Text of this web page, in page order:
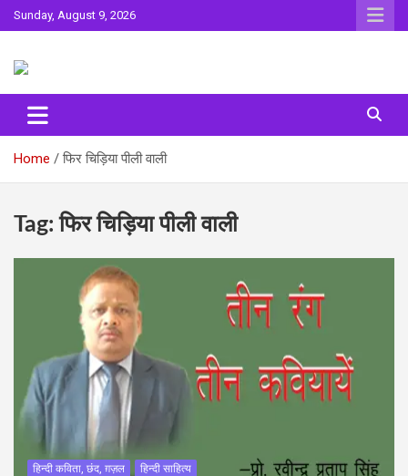
Skip
to
Sunday, August 9, 2026
Surta
Home फिर चिड़िया पीली वाली
Tag:फिर चिड़िया पीली वाली
हिन्दी कविता, छंद, ग़ज़ल हिन्दी साहित्य